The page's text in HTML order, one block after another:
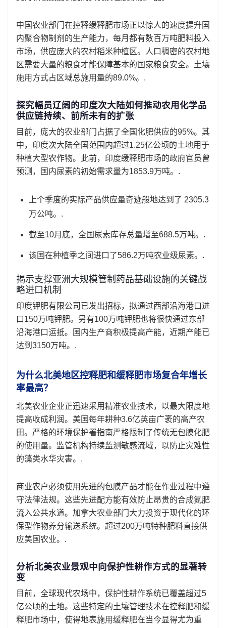
中国农业部门在控释缓释肥市场正以惊人的速度提升国
内聚合物制剂的生产能力，每月都有数百万吨肥料投入
市场，供应庞大的农村稻米种植区。人口稠密的农村地
区需要大量的粮食才能保障基本的国家粮食安全。土壤
施用方式占区域总施用量的89.0%。.
探究幅员辽阔的印度次大陆如何推动农用化学品
供应链持续、前所未有的扩张
目前，庞大的农业部门占据了全国化肥供应的95%。其
中，印度次大陆全国范围内超过1.25亿公顷的土地用于
种植大型农作物。此前，印度缓释肥市场的政府官员曾
预测，国内尿素的初始需求量为1853.9万吨。.
上个季度的实际产品供应量奇迹般地达到了 2305.3
万公吨。.
截至10月底，全国尿素库存总量增至688.5万吨。.
该国在种植季之间进口了586.2万吨农业级尿素。.
揭示支撑亚洲大规模管制药品基础设施的关键战
略进口机制
印度钾肥有限公司已发出招标，拟通过西部沿海港口进
口150万吨钾肥。另有100万吨钾肥也将很快通过东部
沿海港口运抵。国内生产商积极提高产能，近期产能已
达到3150万吨。.
为什么北美地区控释肥和缓释肥市场复合年增长
率最高？
北美农业企业正迅速采用精准农业技术，以最大限度地
提高收成利润。美国每年耕种3.6亿英亩广袤的高产农
田。严格的环境保护署指南严格限制了传统无包膜化肥
的使用量。监管机构持续监测敏感流域，以防止灾难性
的藻类水华灾害。.
商业农户必须使用先进的包膜产品才能在作业过程中遵
守法律法规。这些先进配方能有效防止昂贵的合成氮肥
流入公共水道。加拿大农业部门大力投资于现代化的环
保型作物养分输送系统。超过200万吨特种肥料直接供
应美国农业。.
分析北美农业景观中向保护性耕作方式的显著转
变
目前，全球现代农场中，保护性耕作系统已覆盖超过5
亿公顷的土地。这些特定的土壤管理技术在控释肥和缓
释肥市场中，使得地表施用缓释肥在当今显得尤为重